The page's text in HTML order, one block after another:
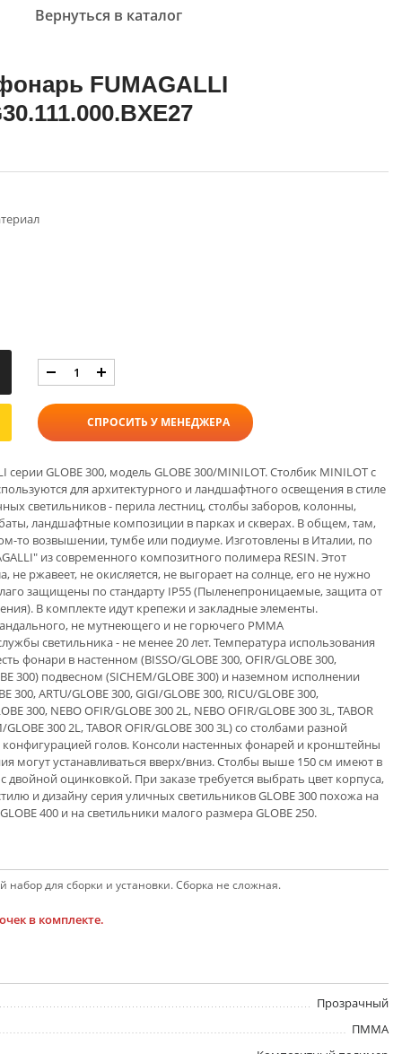
Вернуться в каталог
FUMAGALLI
СПРОСИТЬ У МЕНЕДЖЕРА
GLOBE 300, модель GLOBE 300/MINILOT. Столбик MINILOT с
для архитектурного и ландшафтного освещения в стиле
светильников - перила лестниц, столбы заборов, колонны,
ландшафтные композиции в парках и скверах. В общем, там,
то возвышении, тумбе или подиуме. Изготовлены в Италии, по
из современного композитного полимера RESIN. Этот
не ржавеет, не окисляется, не выгорает на солнце, его не нужно
защищены по стандарту IP55 (Пыленепроницаемые, защита от
В комплекте идут крепежи и закладные элементы.
не мутнеющего и не горючего PMMA
светильника - не менее 20 лет. Температура использования
фонари в настенном (BISSO/GLOBE 300, OFIR/GLOBE 300,
300) подвесном (SICHEM/GLOBE 300) и наземном исполнении
300, ARTU/GLOBE 300, GIGI/GLOBE 300, RICU/GLOBE 300,
300, NEBO OFIR/GLOBE 300 2L, NEBO OFIR/GLOBE 300 3L, TABOR
GLOBE 300 2L, TABOR OFIR/GLOBE 300 3L) со столбами разной
голов. Консоли настенных фонарей и кронштейны
могут устанавливаться вверх/вниз. Столбы выше 150 см имеют в
оцинковкой. При заказе требуется выбрать цвет корпуса,
и дизайну серия уличных светильников GLOBE 300 похожа на
400 и на светильники малого размера GLOBE 250.
набор для сборки и установки. Сборка не сложная.
в комплекте.
Прозрачный
ПММА